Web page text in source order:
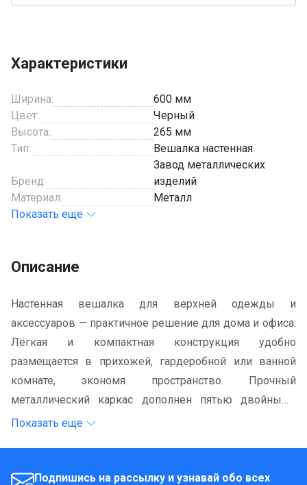
Характеристики
Ширина:
600 мм
Цвет:
Черный
Высота:
265 мм
Тип:
Вешалка настенная
Бренд:
Завод металлических
изделий
Материал:
Металл
Показать еще
Описание
Настенная вешалка для верхней одежды и
аксессуаров — практичное решение для дома и офиса.
Лёгкая и компактная конструкция удобно
размещается в прихожей, гардеробной или ванной
комнате, экономя пространство. Прочный
металлический каркас дополнен пятью двойными
крючками с защитными колпачками и удобной полкой
легко собирается без инструментов и поставляется в
Показать еще
Подпишись на рассылку и узнавай обо всех